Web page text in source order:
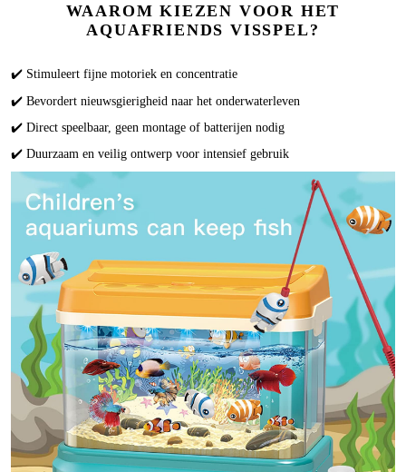
WAAROM KIEZEN VOOR HET
AQUAFRIENDS VISSPEL?
✔️ Stimuleert fijne motoriek en concentratie
✔️ Bevordert nieuwsgierigheid naar het onderwaterleven
✔️ Direct speelbaar, geen montage of batterijen nodig
✔️ Duurzaam en veilig ontwerp voor intensief gebruik